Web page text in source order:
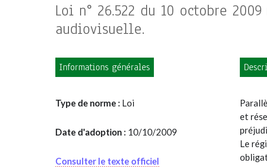
Loi n° 26.522 du 10 octobre
audiovisuelle.
Informations générales
Type de norme : Loi
Date d'adoption : 10/10/2009
Consulter le texte officiel
et
Le